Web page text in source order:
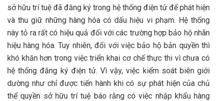
sở hữu trí tuệ đã đăng ký trong hệ thống điện tử để phát hiện
và thu giữ những hàng hóa có dấu hiệu vi phạm. Hệ thống
này tỏ ra rất có hiệu quả đối với các trường hợp bảo hộ nhãn
hiệu hàng hóa. Tuy nhiên, đối với việc bảo hộ bản quyền thì
khó khăn hơn trong việc triển khai cơ chế thực thi vì chưa có
hệ thống đăng ký điện tử. Vì vậy, việc kiểm soát biên giới
dường như chỉ được tiến hành khi có sự phát hiện của chủ
thể quyền sở hữu trí tuệ báo rằng có việc nhập khẩu hàng